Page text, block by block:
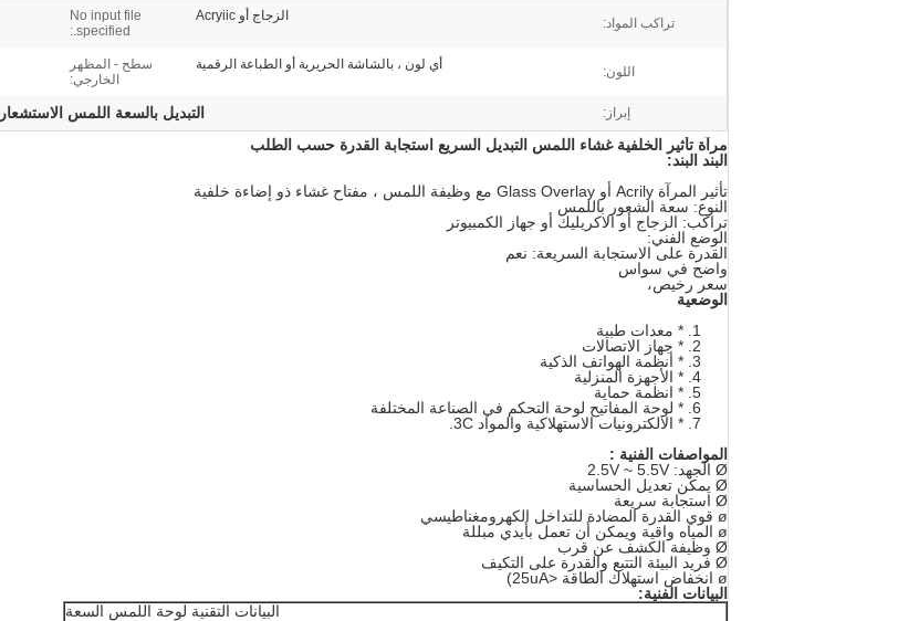
تراكب المواد: الزجاج أو Acryiic
No input file
specified.:
اللون: أي لون ، بالشاشة الحريرية أو الطباعة الرقمية
سطح - المظهر
الخارجي:
إبراز: التبديل بالسعة اللمس الاستشعار
مرآة تأثير الخلفية غشاء اللمس التبديل السريع استجابة القدرة حسب الطلب
البند البند:
تأثير المرآة Acrily أو Glass Overlay مع وظيفة اللمس ، مفتاح غشاء ذو ​​إضاءة خلفية
النوع: سعة الشعور باللمس
تراكب: الزجاج أو الاكريليك أو جهاز الكمبيوتر
الوضع الفني:
القدرة على الاستجابة السريعة: نعم
واضح في سواس
سعر رخيص،
الوضعية
* معدات طبية
* جهاز الاتصالات
* أنظمة الهواتف الذكية
* الأجهزة المنزلية
* انظمة حماية
* لوحة المفاتيح لوحة التحكم في الصناعة المختلفة
* الالكترونيات الاستهلاكية والمواد 3C.
المواصفات الفنية :
Ø الجهد: 2.5V ~ 5.5V
Ø يمكن تعديل الحساسية
Ø استجابة سريعة
ø قوي القدرة المضادة للتداخل الكهرومغناطيسي
ø المياه واقية ويمكن أن تعمل بأيدي مبللة
Ø وظيفة الكشف عن قرب
Ø فريد البيئة التتبع والقدرة على التكيف
ø انخفاض استهلاك الطاقة <25uA)
البيانات الفنية:
البيانات التقنية لوحة اللمس السعة